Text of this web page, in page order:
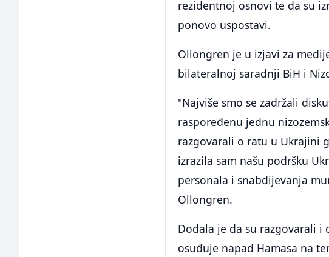
rezidentnoj osnovi te da su
ponovo uspostavi.
Ollongren je u izjavi za
bilateralnoj saradnji BiH i
"Najviše smo se zadržali
raspoređenu jednu
razgovarali o ratu u Ukrajini
izrazila sam našu podršku
personala i snabdijevanja
Ollongren.
Dodala je da su razgovarali
osuđuje napad Hamasa na